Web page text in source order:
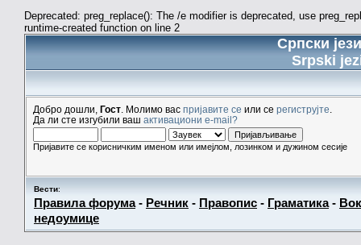
Deprecated: preg_replace(): The /e modifier is deprecated, use
runtime-created function on line 2
Српски
Srpski
Добро дошли, Гост . Молимо вас пријавите се или се региструјте
Да ли сте изгубили ваш активациони e-mail?
Пријавите се корисничким именом или имејлом, лозинком и дужином сесије
Вести:
Правила форума- Речник - Правопис - Граматика-
недоумице